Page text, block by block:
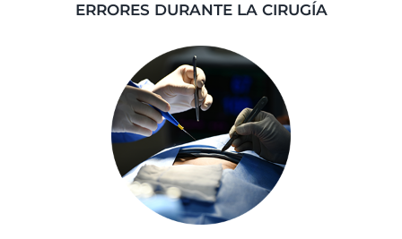
ERRORES DURANTE LA CIRUGÍA